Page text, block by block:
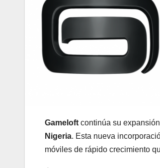
Gameloft continúa su
Nigeria. Esta nueva
móviles de rápido crecimiento